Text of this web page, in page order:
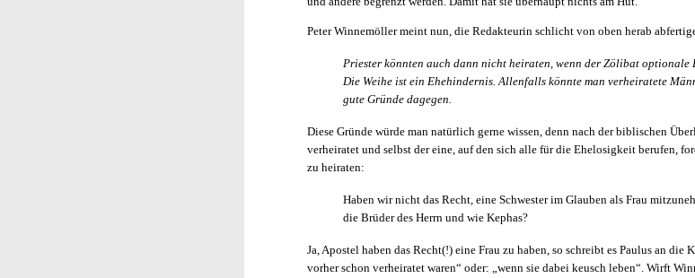
Peter Winnemöller meint nun, die Redakteurin schlicht von oben herab
Priester könnten auch dann nicht heiraten, wenn der Zölibat optionale
Die Weihe ist ein Ehehindernis. Allenfalls könnte man verheiratete
gute Gründe dagegen.
Diese Gründe würde man natürlich gerne wissen, denn nach der biblischen
verheiratet und selbst der eine, auf den sich alle für die Ehelosigkeit berufen,
zu heiraten:
Haben wir nicht das Recht, eine Schwester im Glauben als Frau
die Brüder des Herrn und wie Kephas?
Ja, Apostel haben das Recht(!) eine Frau zu haben, so schreibt es Paulus an
vorher schon verheiratet waren“ oder: „wenn sie dabei keusch leben“. Wirft